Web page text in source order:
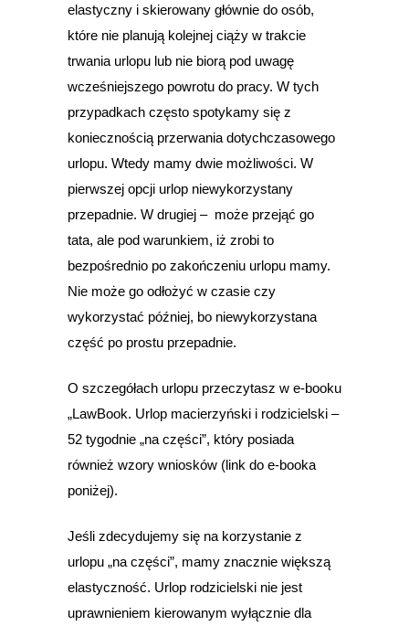
elastyczny i skierowany głównie do osób,
które nie planują kolejnej ciąży w trakcie
trwania urlopu lub nie biorą pod uwagę
wcześniejszego powrotu do pracy. W tych
przypadkach często spotykamy się z
koniecznością przerwania dotychczasowego
urlopu. Wtedy mamy dwie możliwości. W
pierwszej opcji urlop niewykorzystany
przepadnie. W drugiej – może przejąć go
tata, ale pod warunkiem, iż zrobi to
bezpośrednio po zakończeniu urlopu mamy.
Nie może go odłożyć w czasie czy
wykorzystać później, bo niewykorzystana
część po prostu przepadnie.
O szczegółach urlopu przeczytasz w e-booku
„LawBook. Urlop macierzyński i rodzicielski –
52 tygodnie „na części”, który posiada
również wzory wniosków (link do e-booka
poniżej).
Jeśli zdecydujemy się na korzystanie z
urlopu „na części”, mamy znacznie większą
elastyczność. Urlop rodzicielski nie jest
uprawnieniem kierowanym wyłącznie dla